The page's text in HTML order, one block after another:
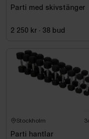
Parti med skivstänger
2 250 kr · 38 bud
Stockholm
Parti hantlar